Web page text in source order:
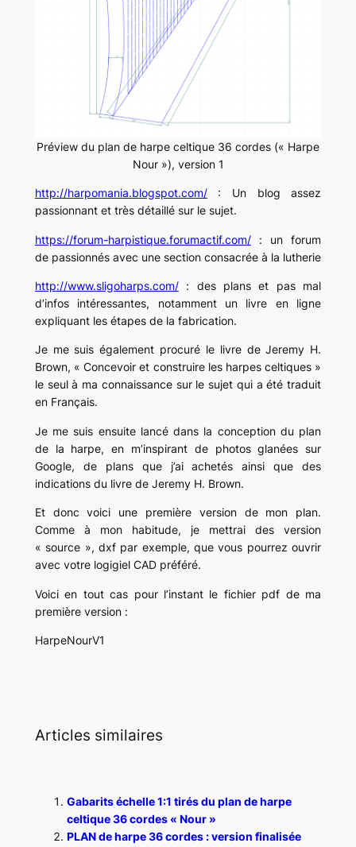
Préview du plan de harpe celtique 36 cordes (« Harpe
Nour »), version 1
http://harpomania.blogspot.com/: Un blog assez
passionnant et très détaillé sur le sujet.
https://forum-harpistique.forumactif.com/: un forum
de passionnés avec une section consacrée à la lutherie
http://www.sligoharps.com/: des plans et pas mal
d’infos intéressantes, notamment un livre en ligne
expliquant les étapes de la fabrication.
Je me suis également procuré le livre de Jeremy H.
Brown, « Concevoir et construire les harpes celtiques »
le seul à ma connaissance sur le sujet qui a été traduit
en Français.
Je me suis ensuite lancé dans la conception du plan
de la harpe, en m’inspirant de photos glanées sur
Google, de plans que j’ai achetés ainsi que des
indications du livre de Jeremy H. Brown.
Et donc voici une première version de mon plan.
Comme à mon habitude, je mettrai des version
« source », dxf par exemple, que vous pourrez ouvrir
avec votre logigiel CAD préféré.
Voici en tout cas pour l’instant le fichier pdf de ma
première version :
HarpeNourV1
Articles similaires
Gabarits échelle 1:1 tirés du plan de harpe
celtique 36 cordes « Nour »
PLAN de harpe 36 cordes : version finalisée